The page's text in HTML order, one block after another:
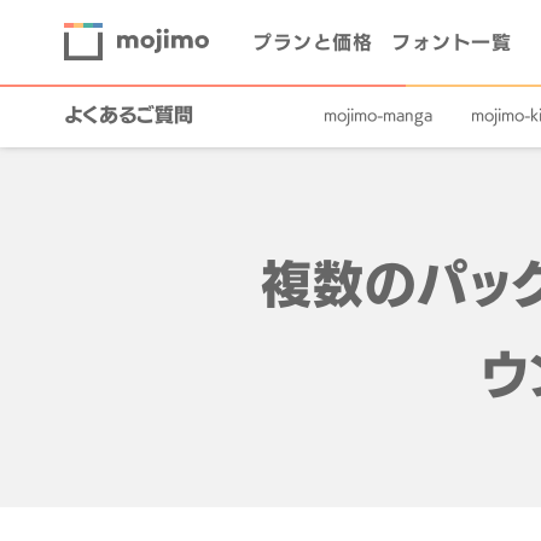
プランと価格 フォント一覧
よくあるご質問 mojimo-manga mojimo-
複数のパッ